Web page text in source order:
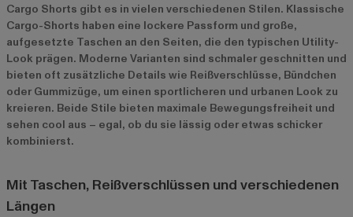
Cargo Shorts gibt es in vielen verschiedenen Stilen. Klassische
Cargo-Shorts haben eine lockere Passform und große,
aufgesetzte Taschen an den Seiten, die den typischen Utility-
Look prägen. Moderne Varianten sind schmaler geschnitten und
bieten oft zusätzliche Details wie Reißverschlüsse, Bündchen
oder Gummizüge, um einen sportlicheren und urbanen Look zu
kreieren. Beide Stile bieten maximale Bewegungsfreiheit und
sehen cool aus – egal, ob du sie lässig oder etwas schicker
kombinierst.
Mit Taschen, Reißverschlüssen und verschiedenen
Längen